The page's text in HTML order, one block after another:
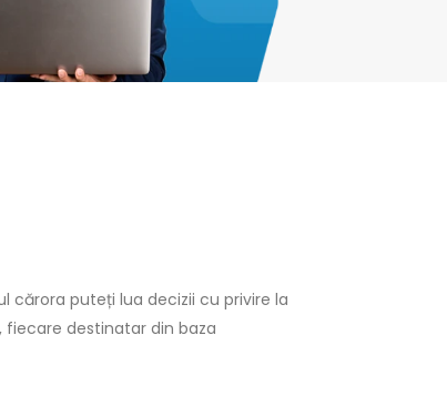
cărora puteți lua decizii cu privire la
destinatar din baza